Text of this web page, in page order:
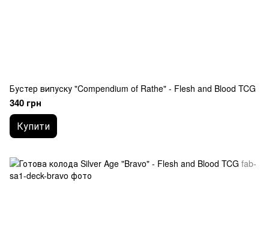
Бустер випуску "Compendium of Rathe" - Flesh and Blood TCG
340 грн
Купити